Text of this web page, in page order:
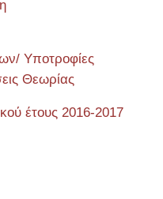
Υποτροφίες
Θεωρίας
έτους 2016-2017